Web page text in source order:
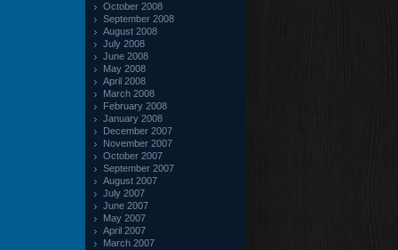
October 2008
September 2008
August 2008
July 2008
June 2008
May 2008
April 2008
March 2008
February 2008
January 2008
December 2007
November 2007
October 2007
September 2007
August 2007
July 2007
June 2007
May 2007
April 2007
March 2007